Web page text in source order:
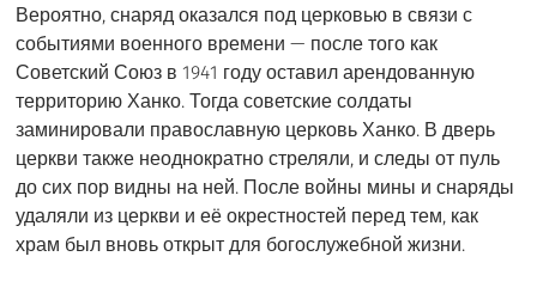
Вероятно, снаряд оказался под церковью в связи с
событиями военного времени — после того как
Советский Союз в 1941 году оставил арендованную
территорию Ханко. Тогда советские солдаты
заминировали православную церковь Ханко. В дверь
церкви также неоднократно стреляли, и следы от пуль
до сих пор видны на ней. После войны мины и снаряды
удаляли из церкви и её окрестностей перед тем, как
храм был вновь открыт для богослужебной жизни.